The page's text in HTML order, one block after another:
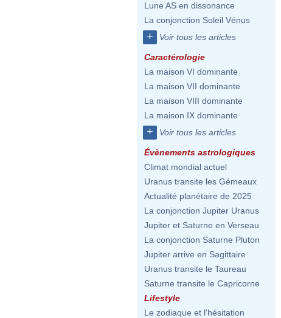
Lune AS en dissonance
La conjonction Soleil Vénus
+ Voir tous les articles
Caractérologie
La maison VI dominante
La maison VII dominante
La maison VIII dominante
La maison IX dominante
+ Voir tous les articles
Évènements astrologiques
Climat mondial actuel
Uranus transite les Gémeaux
Actualité planétaire de 2025
La conjonction Jupiter Uranus
Jupiter et Saturne en Verseau
La conjonction Saturne Pluton
Jupiter arrive en Sagittaire
Uranus transite le Taureau
Saturne transite le Capricorne
Lifestyle
Le zodiaque et l'hésitation